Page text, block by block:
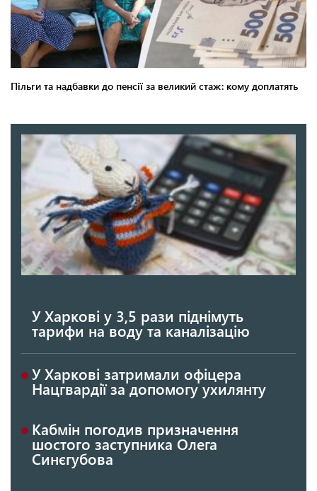
У Харкові у 3,5 рази піднімуть
тарифи на воду та каналізацію
У Харкові затримали офіцера
Нацгвардії за допомогу ухилянту
Кабмін погодив призначення
шостого заступника Олега
Синєгубова